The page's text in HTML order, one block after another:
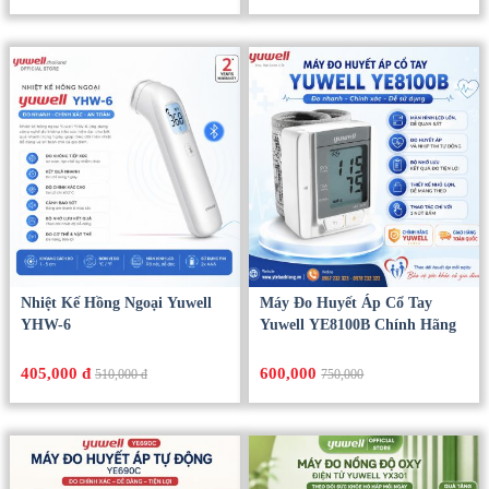
Nhiệt Kế Hồng Ngoại Yuwell
YHW-6
405,000 đ 510,000 đ
Máy Đo Huyết Áp Cổ Tay
Yuwell YE8100B Chính Hãng
600,000750,000